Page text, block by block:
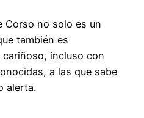
Corso no solo es un
también es
incluso con
a las que sabe
alerta.